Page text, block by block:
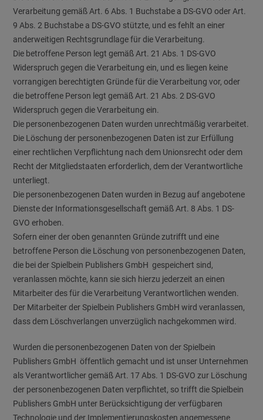
Verarbeitung gemäß Art. 6 Abs. 1 Buchstabe a DS-GVO oder Art.
9 Abs. 2 Buchstabe a DS-GVO stützte, und es fehlt an einer
anderweitigen Rechtsgrundlage für die Verarbeitung.
Die betroffene Person legt gemäß Art. 21 Abs. 1 DS-GVO
Widerspruch gegen die Verarbeitung ein, und es liegen keine
vorrangigen berechtigten Gründe für die Verarbeitung vor, oder
die betroffene Person legt gemäß Art. 21 Abs. 2 DS-GVO
Widerspruch gegen die Verarbeitung ein.
Die personenbezogenen Daten wurden unrechtmäßig verarbeitet.
Die Löschung der personenbezogenen Daten ist zur Erfüllung
einer rechtlichen Verpflichtung nach dem Unionsrecht oder dem
Recht der Mitgliedstaaten erforderlich, dem der Verantwortliche
unterliegt.
Die personenbezogenen Daten wurden in Bezug auf angebotene
Dienste der Informationsgesellschaft gemäß Art. 8 Abs. 1 DS-
GVO erhoben.
Sofern einer der oben genannten Gründe zutrifft und eine
betroffene Person die Löschung von personenbezogenen Daten,
die bei der Spielbein Publishers GmbH gespeichert sind,
veranlassen möchte, kann sie sich hierzu jederzeit an einen
Mitarbeiter des für die Verarbeitung Verantwortlichen wenden.
Der Mitarbeiter der Spielbein Publishers GmbH wird veranlassen,
dass dem Löschverlangen unverzüglich nachgekommen wird.
Wurden die personenbezogenen Daten von der Spielbein
Publishers GmbH öffentlich gemacht und ist unser Unternehmen
als Verantwortlicher gemäß Art. 17 Abs. 1 DS-GVO zur Löschung
der personenbezogenen Daten verpflichtet, so trifft die Spielbein
Publishers GmbH unter Berücksichtigung der verfügbaren
Technologie und der Implementierungskosten angemessene